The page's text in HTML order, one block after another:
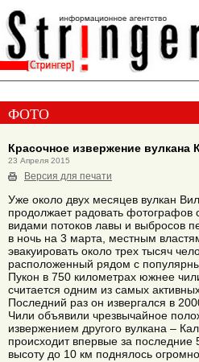
ФОТО
Красочное извержение вулкана
23 Апреля 2015
Версия для печати
Уже около двух месяцев вулкан
продолжает радовать фотографов
видами потоков лавы и выбросов
в ночь на 3 марта, местным
эвакуировать около трех тысяч
расположенный рядом с
Пукон в 750 километрах южнее
считается одним из самых
Последний раз он извергался в
Чили объявили чрезвычайное
извержением другого вулкана –
происходит впервые за
высоту до 10 км поднялось